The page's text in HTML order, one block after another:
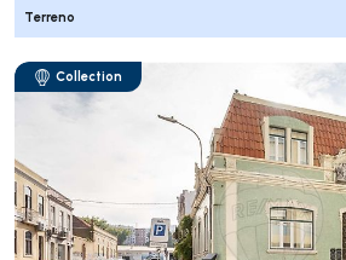
Terreno
Collection